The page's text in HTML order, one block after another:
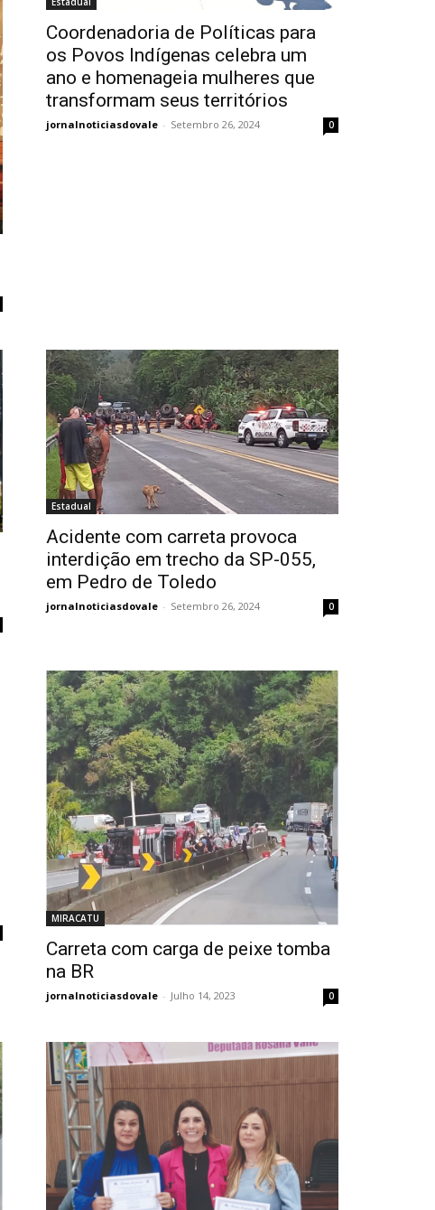
Coordenadoria de Políticas para
os Povos Indígenas celebra um
ano e homenageia mulheres que
transformam seus territórios
jornalnoticiasdovale - Setembro 26, 2024 0
Estadual
Acidente com carreta provoca
interdição em trecho da SP-055,
em Pedro de Toledo
jornalnoticiasdovale - Setembro 26, 2024 0
MIRACATU
Carreta com carga de peixe tomba
na BR
jornalnoticiasdovale - Julho 14, 2023 0